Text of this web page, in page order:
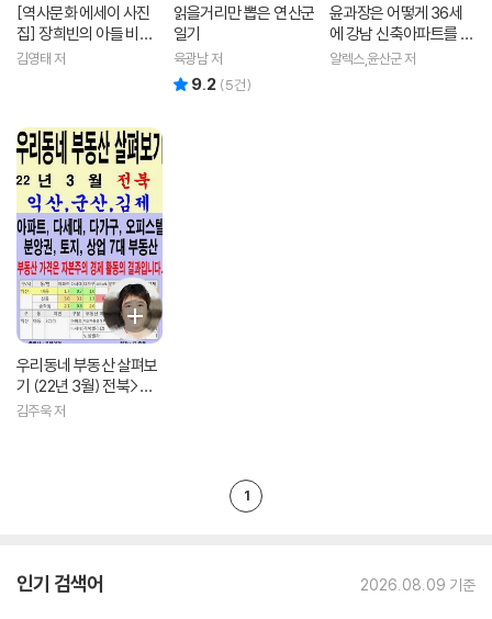
[역사문화 에세이 사진
집] 장희빈의 아들 비운
의 경종 vs 모정이 그리
김영태 저
읽을거리만 뽑은 연산군
일기
육광남 저
9.2 (5건)
윤과장은 어떻게 36세
에 강남 신축아파트를 샀
을까?
알렉스,윤산군 저
우리동네 부동산 살펴보
기 (22년 3월) 전북>익
산,군산,김제
김주욱 저
1
인기 검색어 2026.08.09 기준